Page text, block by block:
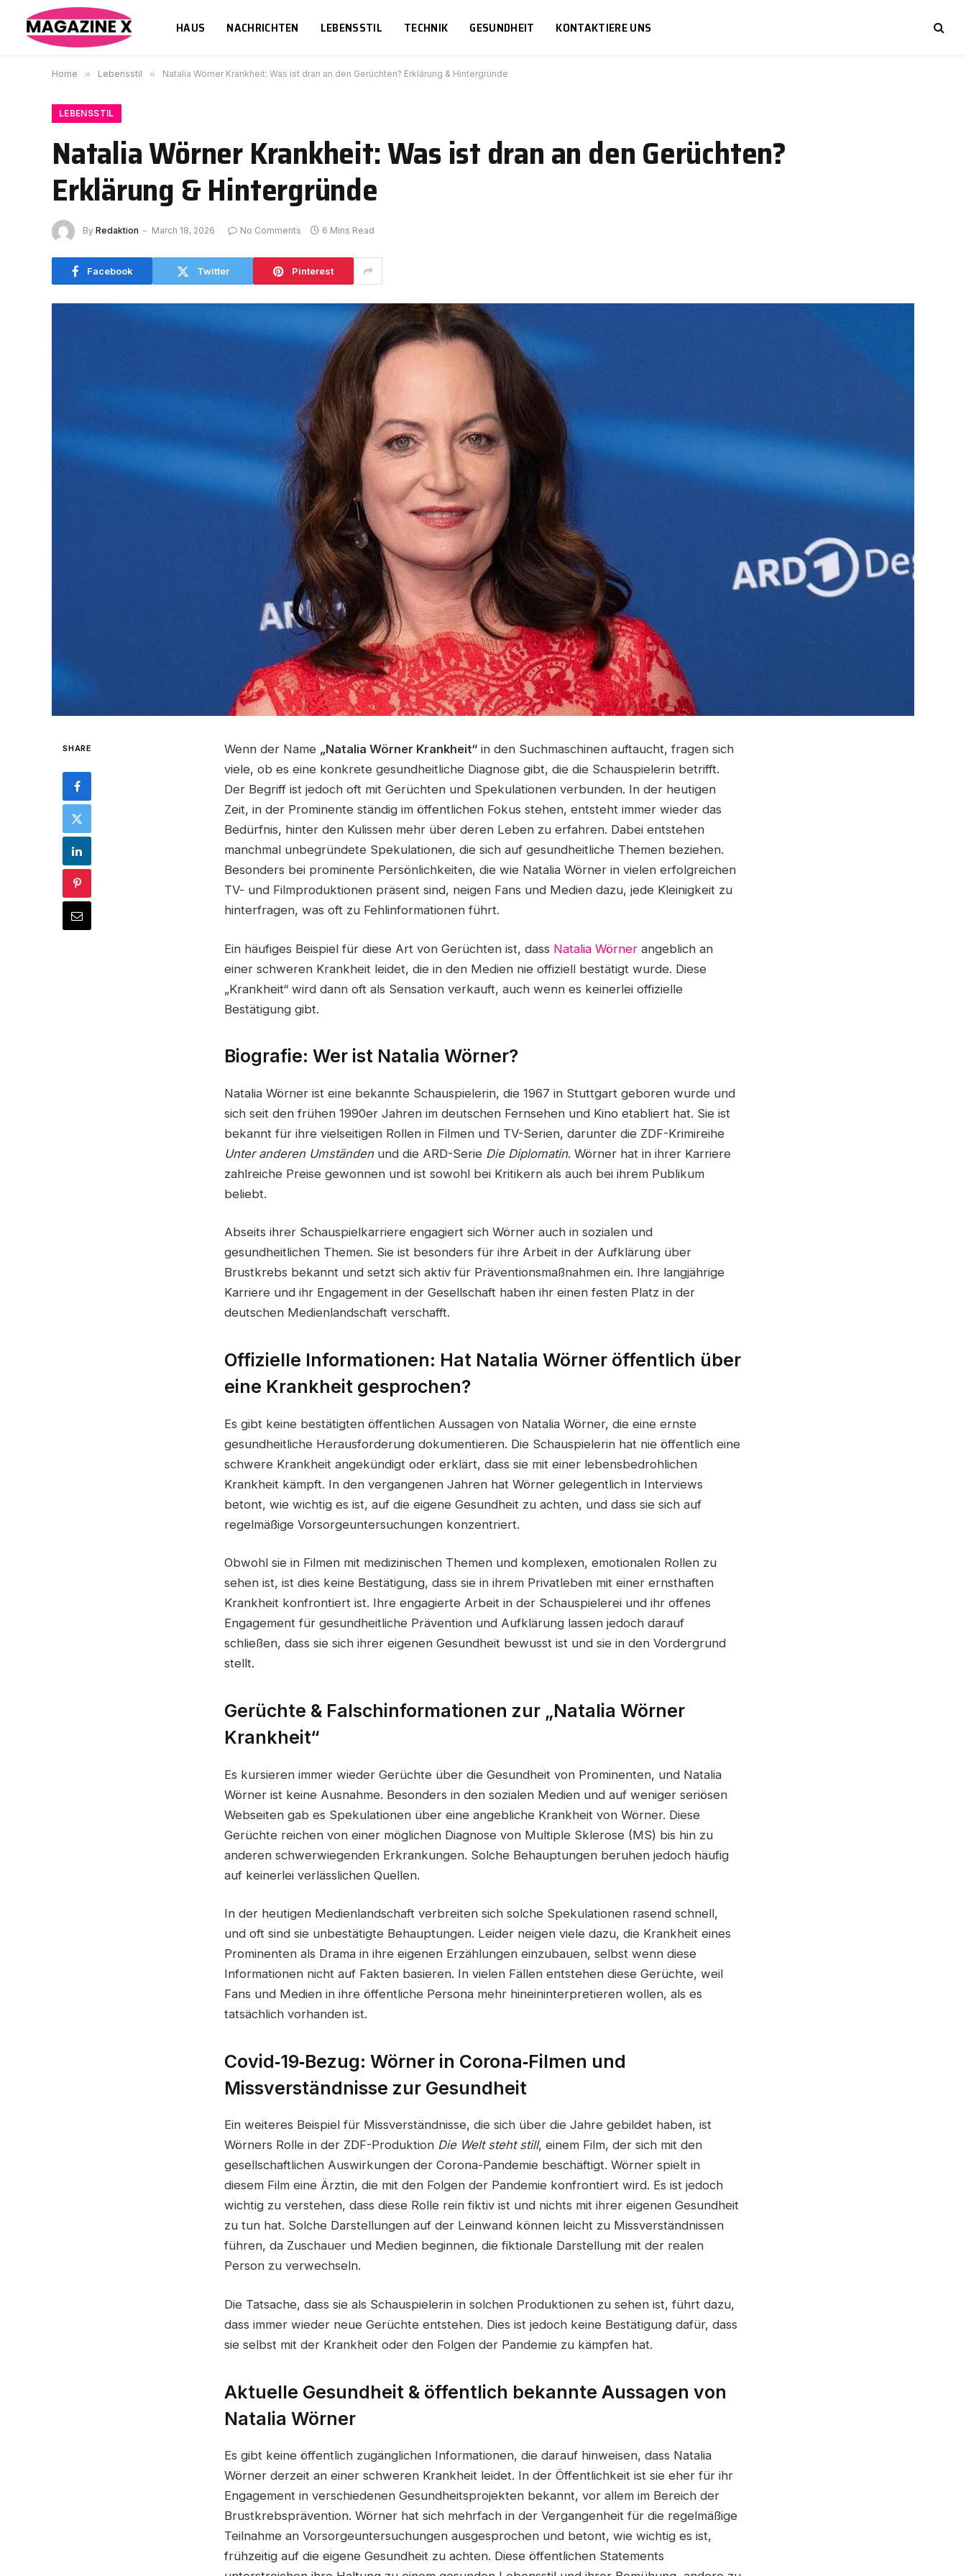
HAUS NACHRICHTEN LEBENSSTIL TECHNIK GESUNDHEIT KONTAKTIERE UNS
Home » Lebensstil » Natalia Wörner Krankheit: Was ist dran an den Gerüchten? Erklärung & Hintergründe
LEBENSSTIL
Natalia Wörner Krankheit: Was ist dran an den Gerüchten?
Erklärung & Hintergründe
By Redaktion March 18, 2026 No Comments 6 Mins Read
Facebook Twitter Pinterest
SHARE Wenn der Name „Natalia Wörner Krankheit“ in den Suchmaschinen auftaucht, fragen sich
viele, ob es eine konkrete gesundheitliche Diagnose gibt, die die Schauspielerin betrifft.
Der Begriff ist jedoch oft mit Gerüchten und Spekulationen verbunden. In der heutigen
Zeit, in der Prominente ständig im öffentlichen Fokus stehen, entsteht immer wieder das
Bedürfnis, hinter den Kulissen mehr über deren Leben zu erfahren. Dabei entstehen
manchmal unbegründete Spekulationen, die sich auf gesundheitliche Themen beziehen.
Besonders bei prominente Persönlichkeiten, die wie Natalia Wörner in vielen erfolgreichen
TV- und Filmproduktionen präsent sind, neigen Fans und Medien dazu, jede Kleinigkeit zu
hinterfragen, was oft zu Fehlinformationen führt.
Ein häufiges Beispiel für diese Art von Gerüchten ist, dass Natalia Wörner angeblich an
einer schweren Krankheit leidet, die in den Medien nie offiziell bestätigt wurde. Diese
„Krankheit“ wird dann oft als Sensation verkauft, auch wenn es keinerlei offizielle
Bestätigung gibt.
Biografie: Wer ist Natalia Wörner?
Natalia Wörner ist eine bekannte Schauspielerin, die 1967 in Stuttgart geboren wurde und
sich seit den frühen 1990er Jahren im deutschen Fernsehen und Kino etabliert hat. Sie ist
bekannt für ihre vielseitigen Rollen in Filmen und TV-Serien, darunter die ZDF-Krimireihe
Unter anderen Umständen und die ARD-Serie Die Diplomatin. Wörner hat in ihrer Karriere
zahlreiche Preise gewonnen und ist sowohl bei Kritikern als auch bei ihrem Publikum
beliebt.
Abseits ihrer Schauspielkarriere engagiert sich Wörner auch in sozialen und
gesundheitlichen Themen. Sie ist besonders für ihre Arbeit in der Aufklärung über
Brustkrebs bekannt und setzt sich aktiv für Präventionsmaßnahmen ein. Ihre langjährige
Karriere und ihr Engagement in der Gesellschaft haben ihr einen festen Platz in der
deutschen Medienlandschaft verschafft.
Offizielle Informationen: Hat Natalia Wörner öffentlich über
eine Krankheit gesprochen?
Es gibt keine bestätigten öffentlichen Aussagen von Natalia Wörner, die eine ernste
gesundheitliche Herausforderung dokumentieren. Die Schauspielerin hat nie öffentlich eine
schwere Krankheit angekündigt oder erklärt, dass sie mit einer lebensbedrohlichen
Krankheit kämpft. In den vergangenen Jahren hat Wörner gelegentlich in Interviews
betont, wie wichtig es ist, auf die eigene Gesundheit zu achten, und dass sie sich auf
regelmäßige Vorsorgeuntersuchungen konzentriert.
Obwohl sie in Filmen mit medizinischen Themen und komplexen, emotionalen Rollen zu
sehen ist, ist dies keine Bestätigung, dass sie in ihrem Privatleben mit einer ernsthaften
Krankheit konfrontiert ist. Ihre engagierte Arbeit in der Schauspielerei und ihr offenes
Engagement für gesundheitliche Prävention und Aufklärung lassen jedoch darauf
schließen, dass sie sich ihrer eigenen Gesundheit bewusst ist und sie in den Vordergrund
stellt.
Gerüchte & Falschinformationen zur „Natalia Wörner
Krankheit“
Es kursieren immer wieder Gerüchte über die Gesundheit von Prominenten, und Natalia
Wörner ist keine Ausnahme. Besonders in den sozialen Medien und auf weniger seriösen
Webseiten gab es Spekulationen über eine angebliche Krankheit von Wörner. Diese
Gerüchte reichen von einer möglichen Diagnose von Multiple Sklerose (MS) bis hin zu
anderen schwerwiegenden Erkrankungen. Solche Behauptungen beruhen jedoch häufig
auf keinerlei verlässlichen Quellen.
In der heutigen Medienlandschaft verbreiten sich solche Spekulationen rasend schnell,
und oft sind sie unbestätigte Behauptungen. Leider neigen viele dazu, die Krankheit eines
Prominenten als Drama in ihre eigenen Erzählungen einzubauen, selbst wenn diese
Informationen nicht auf Fakten basieren. In vielen Fällen entstehen diese Gerüchte, weil
Fans und Medien in ihre öffentliche Persona mehr hineininterpretieren wollen, als es
tatsächlich vorhanden ist.
Covid‑19‑Bezug: Wörner in Corona‑Filmen und
Missverständnisse zur Gesundheit
Ein weiteres Beispiel für Missverständnisse, die sich über die Jahre gebildet haben, ist
Wörners Rolle in der ZDF-Produktion Die Welt steht still, einem Film, der sich mit den
gesellschaftlichen Auswirkungen der Corona-Pandemie beschäftigt. Wörner spielt in
diesem Film eine Ärztin, die mit den Folgen der Pandemie konfrontiert wird. Es ist jedoch
wichtig zu verstehen, dass diese Rolle rein fiktiv ist und nichts mit ihrer eigenen Gesundheit
zu tun hat. Solche Darstellungen auf der Leinwand können leicht zu Missverständnissen
führen, da Zuschauer und Medien beginnen, die fiktionale Darstellung mit der realen
Person zu verwechseln.
Die Tatsache, dass sie als Schauspielerin in solchen Produktionen zu sehen ist, führt dazu,
dass immer wieder neue Gerüchte entstehen. Dies ist jedoch keine Bestätigung dafür, dass
sie selbst mit der Krankheit oder den Folgen der Pandemie zu kämpfen hat.
Aktuelle Gesundheit & öffentlich bekannte Aussagen von
Natalia Wörner
Es gibt keine öffentlich zugänglichen Informationen, die darauf hinweisen, dass Natalia
Wörner derzeit an einer schweren Krankheit leidet. In der Öffentlichkeit ist sie eher für ihr
Engagement in verschiedenen Gesundheitsprojekten bekannt, vor allem im Bereich der
Brustkrebsprävention. Wörner hat sich mehrfach in der Vergangenheit für die regelmäßige
Teilnahme an Vorsorgeuntersuchungen ausgesprochen und betont, wie wichtig es ist,
frühzeitig auf die eigene Gesundheit zu achten. Diese öffentlichen Statements